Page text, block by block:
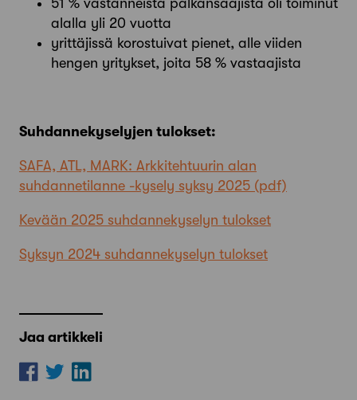
51 % vastanneista palkansaajista oli toiminut
alalla yli 20 vuotta
yrittäjissä korostuivat pienet, alle viiden
hengen yritykset, joita 58 % vastaajista
Suhdannekyselyjen tulokset:
SAFA, ATL, MARK: Arkkitehtuurin alan
suhdannetilanne -kysely syksy 2025
Kevään 2025 suhdannekyselyn tulokset
Syksyn 2024 suhdannekyselyn tulokset
Jaa artikkeli